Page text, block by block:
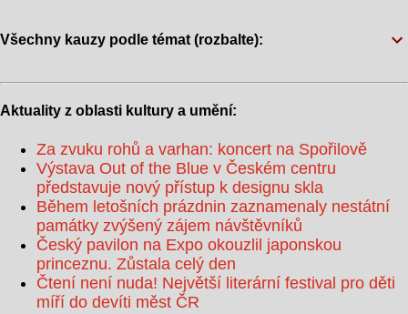
Všechny kauzy podle témat (rozbalte):
Aktuality z oblasti kultury a umění:
Za zvuku rohů a varhan: koncert na Spořilově
Výstava Out of the Blue v Českém centru
představuje nový přístup k designu skla
Během letošních prázdnin zaznamenaly nestátní
památky zvýšený zájem návštěvníků
Český pavilon na Expo okouzlil japonskou
princeznu. Zůstala celý den
Čtení není nuda! Největší literární festival pro děti
míří do devíti měst ČR